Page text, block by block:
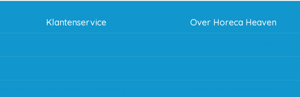
Klantenservice Over Horeca Heaven